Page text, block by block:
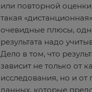
или повторной
такая
очевидные плюсы,
результата надо
Дело в том, что
зависит не только от
исследования, но и
данных, которые